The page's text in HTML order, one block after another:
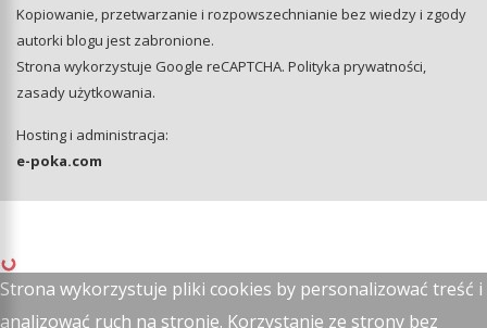
Kopiowanie, przetwarzanie i rozpowszechnianie bez wiedzy i zgody
autorki blogu jest zabronione.
Strona wykorzystuje Google reCAPTCHA. Polityka prywatności,
zasady użytkowania.
Hosting i administracja:
e-poka.com
Strona wykorzystuje pliki cookies by personalizować treść i
analizować ruch na stronie. Korzystanie ze strony bez